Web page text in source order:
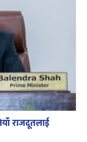
राजदूतलाई